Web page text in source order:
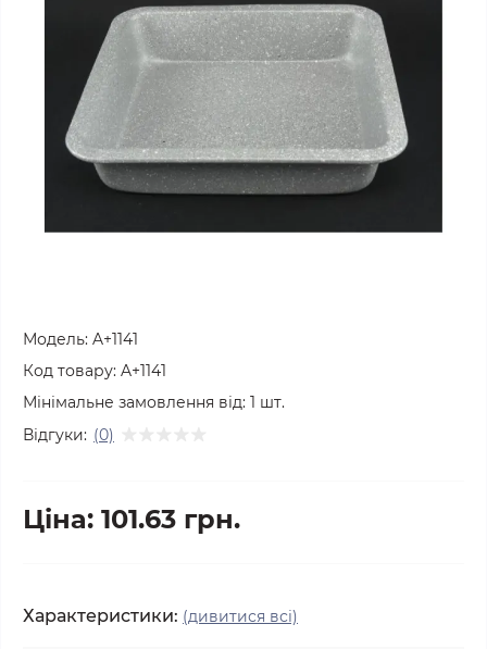
Модель: A+1141
Код товару: A+1141
Мінімальне замовлення від: 1 шт.
Відгуки: (0)
Ціна: 101.63 грн.
Характеристики: (дивитися всі)